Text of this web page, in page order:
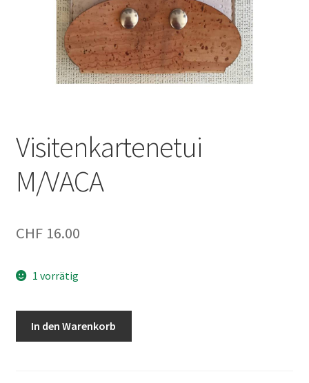
Visitenkartenetui
M/VACA
CHF16.00
1 vorrätig
In den Warenkorb